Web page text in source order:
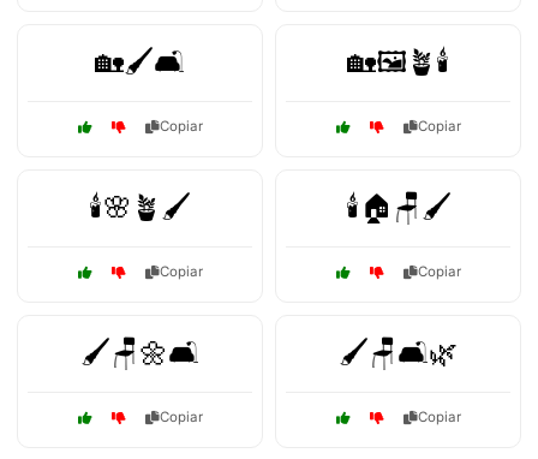
🏡🖌️🛋️
Copiar
🏡🖼️🪴🕯️
Copiar
🕯️🌸🪴🖌️
Copiar
🕯️🏠🪑🖌️
Copiar
🖌️🪑🌼🛋️
Copiar
🖌️🪑🛋️🌿
Copiar